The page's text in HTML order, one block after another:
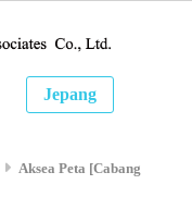
Jepang
Aksea Peta [Cabang